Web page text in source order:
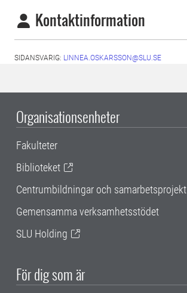
Kontaktinformation
SIDANSVARIG: LINNEA.OSKARSSON@SLU.SE
Organisationsenheter
Fakulteter
Biblioteket
Centrumbildningar och samarbetsprojekt
Gemensamma verksamhetsstödet
SLU Holding
För dig som är